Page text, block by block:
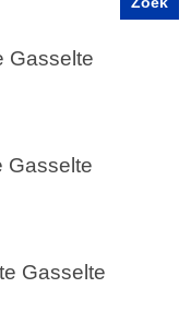
Gasselte
Gasselte
Gasselte